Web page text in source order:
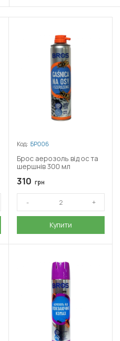
Код: БР006
Брос аерозоль від ос та
шершнів 300 мл
310 грн
Купити